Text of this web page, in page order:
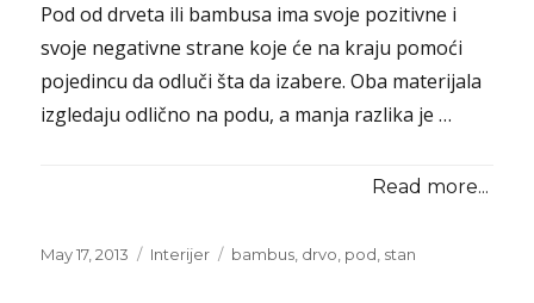
Pod od drveta ili bambusa ima svoje pozitivne i
svoje negativne strane koje će na kraju pomoći
pojedincu da odluči šta da izabere. Oba materijala
izgledaju odlično na podu, a manja razlika je …
Read more...
Posted
May 17, 2013 Categories
Interijer Tags
bambus drvo pod stan